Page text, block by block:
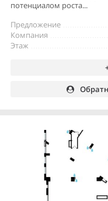
потенциалом роста...
Предложение
Компания
Этаж